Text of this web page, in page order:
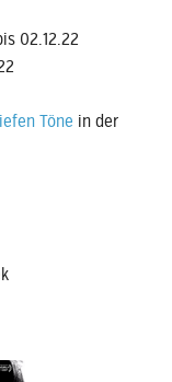
02.12.22
Töne in der